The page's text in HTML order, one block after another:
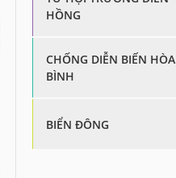
HỒNG
CHỐNG DIỄN BIẾN HÒA
BÌNH
BIỂN ĐÔNG